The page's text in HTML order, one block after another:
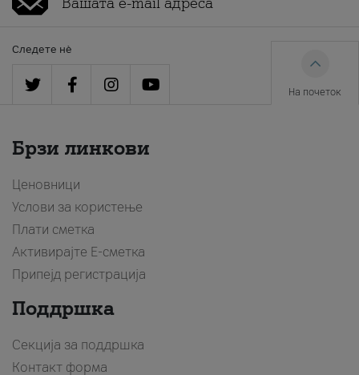
Следете нè
На почеток
Брзи линкови
Ценовници
Услови за користење
Плати сметка
Активирајте Е-сметка
Припејд регистрација
Поддршка
Секција за поддршка
Контакт форма